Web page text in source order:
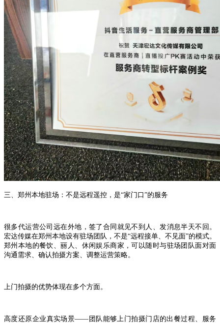
三、郑州本地驻场：不是远程遥控，是“家门口”的服务
很多代运营公司远在外地，签了合同就见不到人、发消息半天不回。
宏达传媒在郑州本地设有驻场团队，不是“远程接单、不见面”的模式。
郑州本地的餐饮、丽人、休闲娱乐商家，可以随时与驻场团队面对面
沟通需求、确认拍摄方案、调整运营策略。
上门拍摄的优势体现在多个方面。
高度还原企业真实场景——团队能够上门拍摄门店的出餐过程、服务